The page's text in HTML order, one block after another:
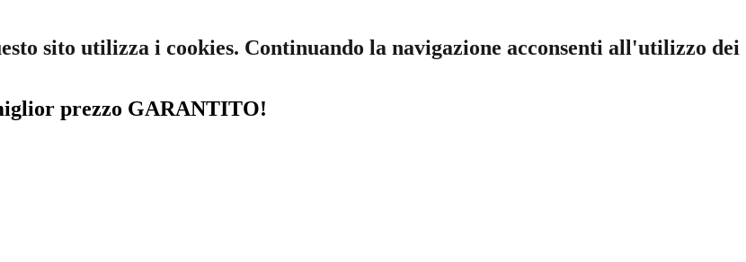
sito utilizza i cookies. Continuando la navigazione acconsenti all'utilizzo dei
prezzo GARANTITO!